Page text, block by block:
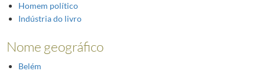
Homem político
Indústria do livro
Nome geográfico
Belém